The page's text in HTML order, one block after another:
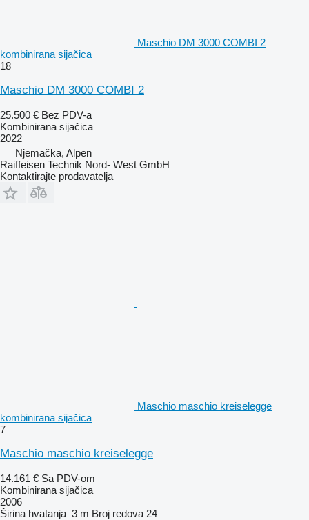
Maschio DM 3000 COMBI 2
kombinirana sijačica
18
Maschio DM 3000 COMBI 2
25.500 € Bez PDV-a
Kombinirana sijačica
2022
Njemačka, Alpen
Raiffeisen Technik Nord- West GmbH
Kontaktirajte prodavatelja
Maschio maschio kreiselegge
kombinirana sijačica
7
Maschio maschio kreiselegge
14.161 € Sa PDV-om
Kombinirana sijačica
2006
Širina hvatanja 3 m Broj redova 24